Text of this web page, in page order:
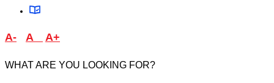
A- A A+
WHAT ARE YOU LOOKING FOR?